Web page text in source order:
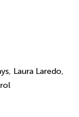
Laura Laredo,